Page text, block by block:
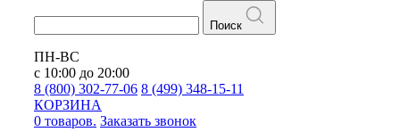
Поиск
ПН-ВС
с 10:00 до 20:00
8 (800) 302-77-06 8 (499) 348-15-11
КОРЗИНА
0 товаров. Заказать звонок